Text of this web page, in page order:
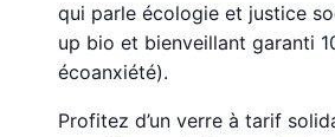
qui parle écologie et justice
up bio et bienveillant garanti
écoanxiété).
Profitez d’un verre à tarif